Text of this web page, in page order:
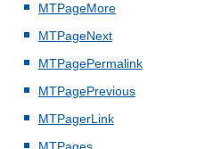
MTPageMore
MTPageNext
MTPagePermalink
MTPagePrevious
MTPagerLink